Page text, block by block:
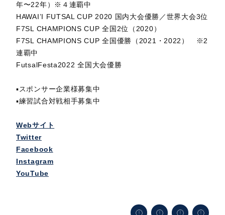
年〜22年）※４連覇中
HAWAI’I FUTSAL CUP 2020 国内大会優勝／世界大会3位
F7SL CHAMPIONS CUP 全国2位（2020）
F7SL CHAMPIONS CUP 全国優勝（2021・2022） ※2
連覇中
FutsalFesta2022 全国大会優勝
▪︎スポンサー企業様募集中
▪︎練習試合対戦相手募集中
Webサイト
Twitter
Facebook
Instagram
YouTube